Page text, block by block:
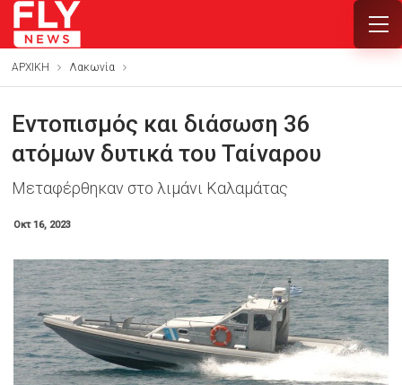
ΑΡΧΙΚΗ Λακωνία
Εντοπισμός και διάσωση 36
ατόμων δυτικά του Ταίναρου
Μεταφέρθηκαν στο λιμάνι Καλαμάτας
Οκτ 16, 2023